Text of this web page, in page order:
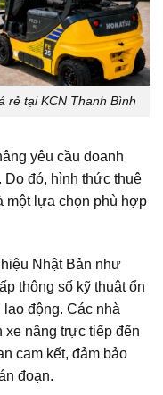
rẻ tại KCN Thanh Bình
yêu cầu doanh
Do đó, hình thức thuê
một lựa chọn phù hợp
Nhật Bản như
thông số kỹ thuật ổn
động. Các nhà
xe nâng trực tiếp đến
cam kết, đảm bảo
đoạn.